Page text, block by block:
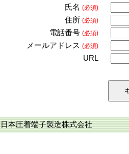
氏名 (必須)
住所 (必須)
電話番号 (必須)
メールアドレス (必須)
URL
日本圧着端子製造株式会社